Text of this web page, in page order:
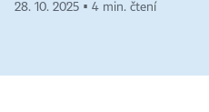
28. 10. 2025 ▪ 4 min. čtení